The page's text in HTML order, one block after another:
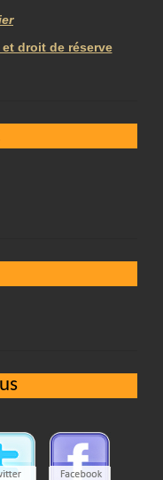
droit de réserve